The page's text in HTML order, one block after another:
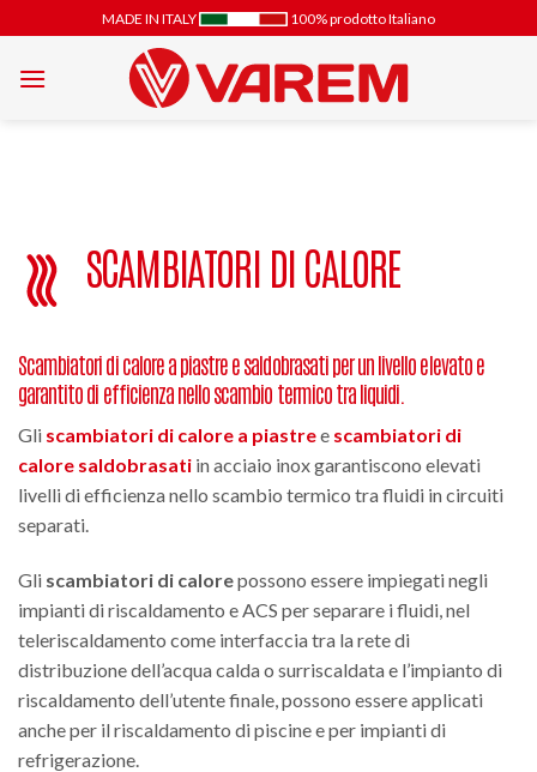
ai
contenuti
MADE IN ITALY 100% prodotto Italiano
SCAMBIATORI DI CALORE
Scambiatori di calore a piastre e saldobrasati per un livello elevato e
garantito di efficienza nello scambio termico tra liquidi.
Gli scambiatori di calore a piastree scambiatori di
calore saldobrasati in acciaio inox garantiscono elevati
livelli di efficienza nello scambio termico tra fluidi in circuiti
separati.
Gli scambiatori di calorepossono essere impiegati negli
impianti di riscaldamento e ACS per separare i fluidi, nel
teleriscaldamento come interfaccia tra la rete di
distribuzione dell’acqua calda o surriscaldata e l’impianto di
riscaldamento dell’utente finale, possono essere applicati
anche per il riscaldamento di piscine e per impianti di
refrigerazione.